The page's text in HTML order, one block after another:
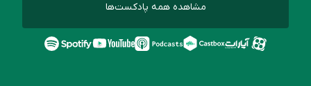
مشاهده همه پادکست‌ها